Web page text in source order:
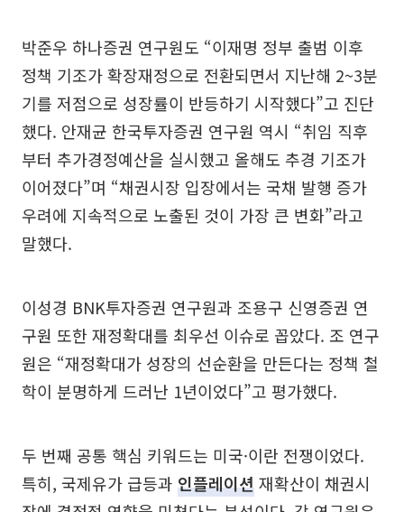
박준우 하나증권 연구원도 “이재명 정부 출범 이후
정책 기조가 확장재정으로 전환되면서 지난해 2~3분
기를 저점으로 성장률이 반등하기 시작했다”고 진단
했다. 안재균 한국투자증권 연구원 역시 “취임 직후
부터 추가경정예산을 실시했고 올해도 추경 기조가
이어졌다”며 “채권시장 입장에서는 국채 발행 증가
우려에 지속적으로 노출된 것이 가장 큰 변화”라고
말했다.
이성경 BNK투자증권 연구원과 조용구 신영증권 연
구원 또한 재정확대를 최우선 이슈로 꼽았다. 조 연구
원은 “재정확대가 성장의 선순환을 만든다는 정책 철
학이 분명하게 드러난 1년이었다”고 평가했다.
두 번째 공통 핵심 키워드는 미국·이란 전쟁이었다.
특히, 국제유가 급등과 인플레이션재확산이 채권시